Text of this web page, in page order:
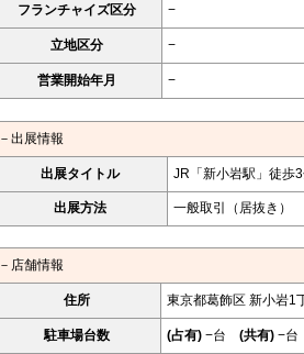
フランチャイズ区分 −
立地区分 −
営業開始年月 −
－出展情報
出展タイトル JR「新小岩駅」徒歩
出展方法 一般取引（居抜き）
－店舗情報
住所 東京都葛飾区 新小岩1
駐車場台数 (占有) −台 (共有) −台